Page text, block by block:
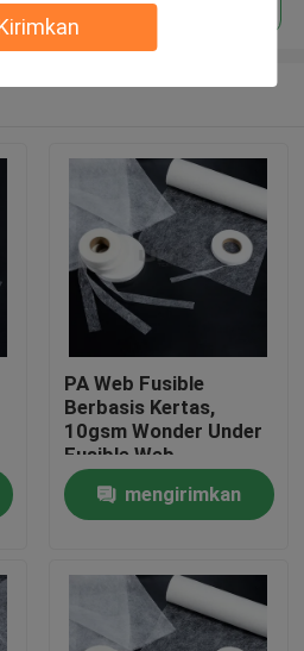
PA Web Fusible
Berbasis Kertas,
10gsm Wonder Under
Fusible Web
mengirimkan